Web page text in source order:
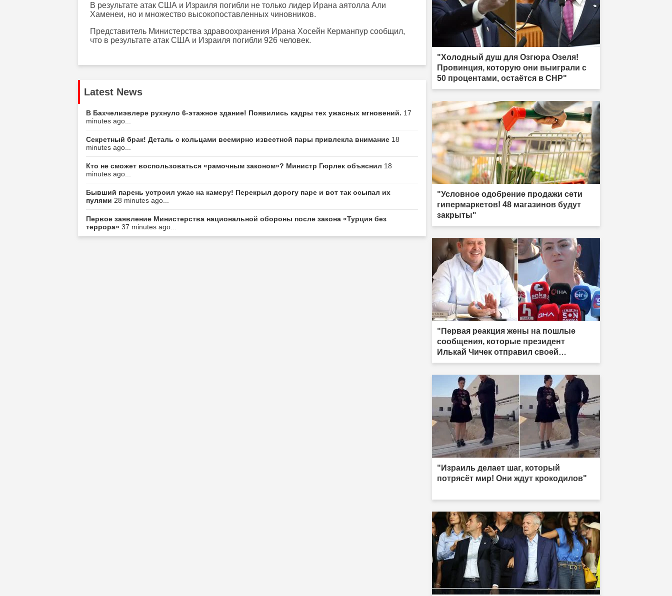
В результате атак США и Израиля погибли не только лидер Ирана аятолла Али
Хаменеи, но и множество высокопоставленных чиновников.
Представитель Министерства здравоохранения Ирана Хосейн Керманпур сообщил,
что в результате атак США и Израиля погибли 926 человек.
Latest News
В Бахчелиэвлере рухнуло 6-этажное здание! Появились кадры тех ужасных мгновений. 17
minutes ago...
Секретный брак! Деталь с кольцами всемирно известной пары привлекла внимание 18
minutes ago...
Кто не сможет воспользоваться «рамочным законом»? Министр Гюрлек объяснил 18
minutes ago...
Бывший парень устроил ужас на камеру! Перекрыл дорогу паре и вот так осыпал их
пулями 28 minutes ago...
Первое заявление Министерства национальной обороны после закона «Турция без
террора» 37 minutes ago...
"Холодный душ для Озгюра Озеля!
Провинция, которую они выиграли с
50 процентами, остаётся в CHP"
"Условное одобрение продажи сети
гипермаркетов! 48 магазинов будут
закрыты"
"Первая реакция жены на пошлые
сообщения, которые президент
Илькай Чичек отправил своей
возлюбленной."
"Израиль делает шаг, который
потрясёт мир! Они ждут крокодилов"